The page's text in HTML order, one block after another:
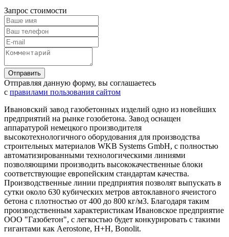
Запрос стоимости
Отправляя данную форму, вы соглашаетесь
с правилами пользования сайтом
Ивановский завод газобетонных изделий одно из новейших
предприятий на рынке гозобетона. Завод оснащен
аппаратурой немецкого производителя
высокотехнологичного оборудования для производства
строительных материалов WKВ Systems GmbH, с полностью
автоматизированными технологическими линиями
позволяющими производить высококачественные блоки
соответствующие европейским стандартам качества.
Производственные линии предприятия позволят выпускать в
сутки около 630 кубических метров автоклавного ячеистого
бетона с плотностью от 400 до 800 кг/м3. Благодаря таким
производственным характеристикам Ивановское предприятие
ООО "Газобетон", с легкостью будет конкурировать с такими
гигантами как Aerostone, H+H, Bonolit.